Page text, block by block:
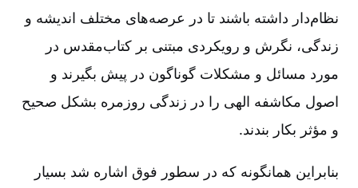
نظام‌دار داشته باشند تا در عرصه‌های مختلف اندیشه و
زندگی‌، نگرش و رویکردی مبتنی بر کتاب‌مقدس در
مورد مسائل و مشکلات گوناگون در پیش بگیرند و
اصول مکاشفه الهی را در زندگی روزمره بشکل صحیح
و مؤثر بکار بندند.
بنابراین همانگونه که در سطور فوق اشاره شد بسیار